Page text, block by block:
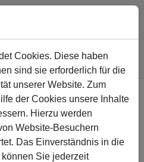
und Lernen
Aus den Klassen
Schultag die Faultierklasse
gefüllt……
Cookies. Diese haben
sind sie erforderlich für die
unserer Website. Zum
der Cookies unsere Inhalte
Hierzu werden
Website-Besuchern
Das Einverständnis in die
Sie jederzeit